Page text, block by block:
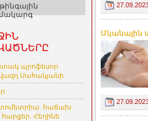
պրոֆեսոր
Սահակյանի
հաճախ
Հեղինե
Մկանային